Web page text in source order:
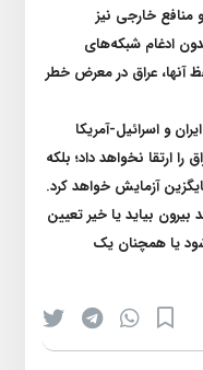
منافع خارجی نیز
ادغام شبکه‌های
آنها، عراق در معرض خطر
و اسرائیل-آمریکا
ارتقا نخواهد داد؛ بلکه
آزمایش خواهد کرد.
بیرون بیاید یا خیر تعیین
یا همچنان یک